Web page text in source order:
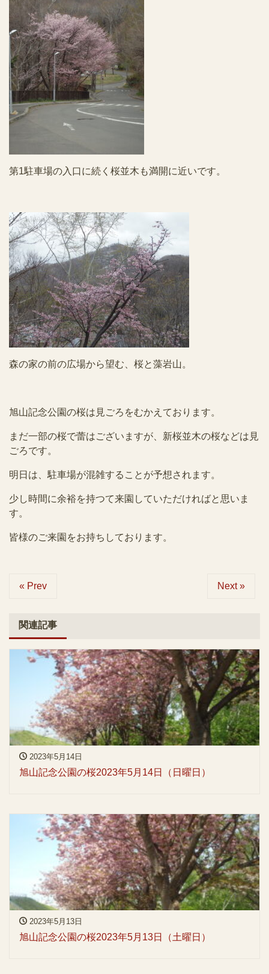
第1駐車場の入口に続く桜並木も満開に近いです。
森の家の前の広場から望む、桜と藻岩山。
旭山記念公園の桜は見ごろをむかえております。
まだ一部の桜で蕾はございますが、新桜並木の桜などは見
ごろです。
明日は、駐車場が混雑することが予想されます。
少し時間に余裕を持つて来園していただければと思いま
す。
皆様のご来園をお持ちしております。
« Prev Next »
関連記事
2023年5月14日
旭山記念公園の桜2023年5月14日（日曜日）
2023年5月13日
旭山記念公園の桜2023年5月13日（土曜日）